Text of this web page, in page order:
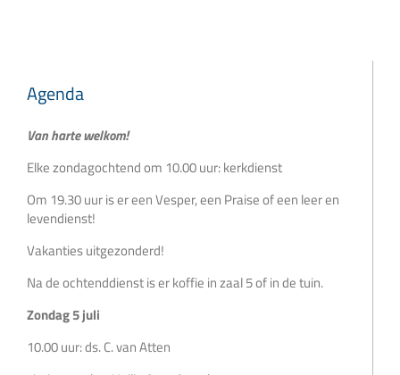
Agenda
Van harte welkom!
Elke zondagochtend om 10.00 uur: kerkdienst
Om 19.30 uur is er een Vesper, een Praise of een leer en
levendienst!
Vakanties uitgezonderd!
Na de ochtenddienst is er koffie in zaal 5 of in de tuin.
Zondag 5 juli
10.00 uur: ds. C. van Atten